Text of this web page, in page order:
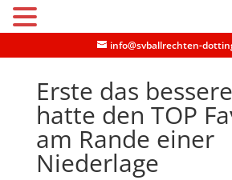
info@svballrechten-
Erste das
hatte den TOP
am Rande einer
Niederlage